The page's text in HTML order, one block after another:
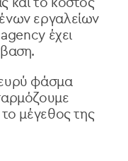
και το κόστος
εργαλείων
έχει
φάσμα
μέγεθος της